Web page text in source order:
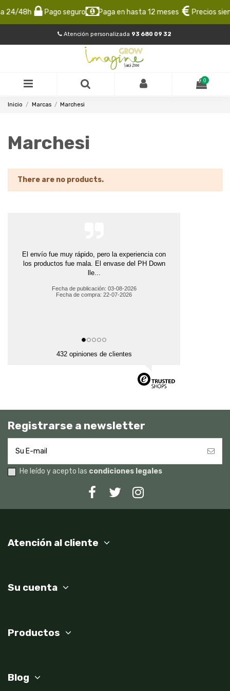
24/48h Pago seguro Paga en hasta 12 meses Precios
Atención personalizada 93 680 09 32
0
Inicio Marcas Marchesi
Marchesi
There are no products.
El envío fue muy rápido, pero la experiencia con
los productos fue mala. El envase del PH Down
lle...
Fecha de publicación: 03-08-2026
Fecha de compra: 22-07-2026
432 opiniones de clientes
Registrarse a newsletter
He leído y acepto las condiciones legales
Atención al cliente
Su cuenta
Productos
Blog